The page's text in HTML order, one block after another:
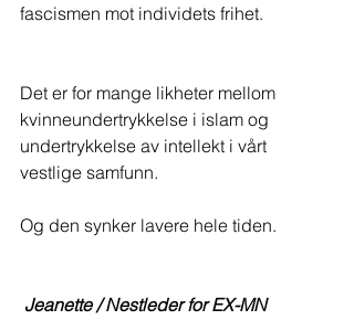
fascismen mot individets frihet.
Det er for mange likheter mellom
kvinneundertrykkelse i islam og
undertrykkelse av intellekt i vårt
vestlige samfunn.
Og den synker lavere hele tiden.
Jeanette / Nestleder for EX-MN